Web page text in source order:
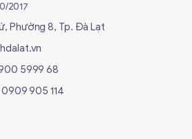
2017
Phường 8, Tp. Đà Lạt
5999 68
0909 905 114